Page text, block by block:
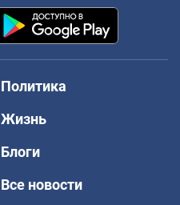
Политика
Жизнь
Блоги
Все новости